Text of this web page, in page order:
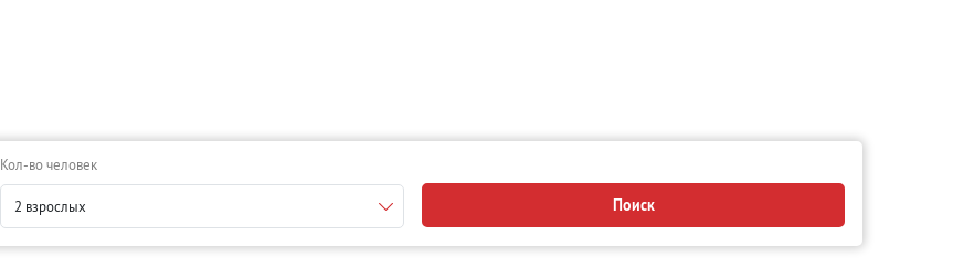
Кол-во человек
2 взрослых Поиск